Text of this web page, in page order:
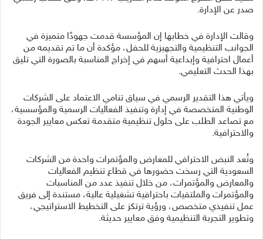
صدر عن الإدارة.
وقالت الإدارة في خطابها إن المؤسسة قدمت جهودًا متميزة في
الجوانب التنظيمية والتجهيزية للحفل، مؤكدة أن ما تم تقديمه من
أعمال احترافية وإبداعية أسهم في إخراج المناسبة بالصورة التي تليق
بهذا الحدث التعليمي.
ويأتي هذا التقدير الرسمي في سياق تنامي الاعتماد على الشركات
الوطنية المتخصصة في إدارة وتنفيذ الفعاليات الرسمية والمؤسسية،
مع تصاعد الطلب على حلول تنظيمية متقدمة تعكس معايير الجودة
والاحترافية.
وتُعد النبض الاحترافي للمعارض والمؤتمرات واحدة من الشركات
السعودية التي رسخت حضورها في قطاع تنظيم الفعاليات
والمعارض والمؤتمرات، من خلال تنفيذ عدد من المناسبات
والمؤتمرات والملتقيات باحترافية تشغيلية عالية، مستندة إلى فريق
عمل تنفيذي متخصص، ورؤية ترتكز على التخطيط الاستراتيجي،
وتطوير التجربة التنظيمية وفق معايير حديثة.